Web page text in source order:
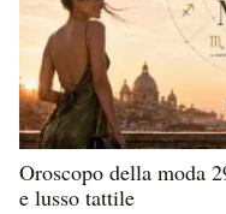
Oroscopo della moda
e lusso tattile